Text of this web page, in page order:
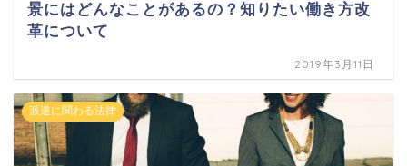
景にはどんなことがあるの？知りたい働き方改
革について
2019年3月11日
派遣に関わる法律